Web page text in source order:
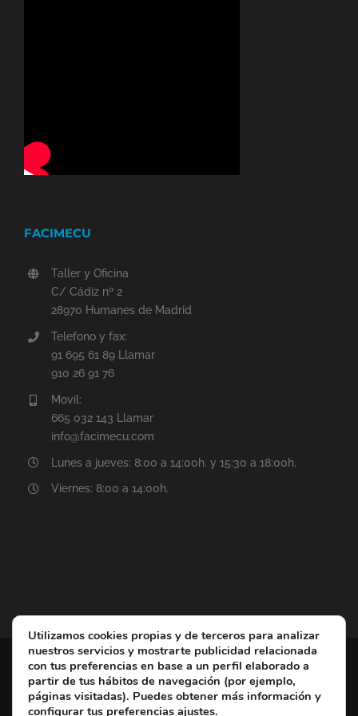
FACIMECU
Taller y Oficina
C/ Cádiz nº 2
28970 Humanes de Madrid
Telefono y fax:
91 695 61 89 Llamar
910 26 91 76
Movil:
665 032 143 Llamar
info@facimecu.com
Lunes a jueves: 8:00 a 14:00h. y 15:30 a 18:00h.
Viernes: 8:00 a 14:00h.
COPYRIGHT © Fábrica de Cierres Metálicos Facimecu - Reservados todos
los derechos |Aviso Legal|Política de Privacidad|Política de
cookies|Registro de Actividades de Tratamiento
Cierres metálicos
Utilizamos cookies propias y de terceros para analizar
nuestros servicios y mostrarte publicidad relacionada
con tus preferencias en base a un perfil elaborado a
partir de tus hábitos de navegación (por ejemplo,
páginas visitadas). Puedes obtener más información y
configurar tus preferencias ajustes.